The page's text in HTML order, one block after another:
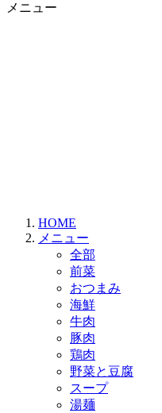
メニュー
HOME
メニュー
全部
前菜
おつまみ
海鮮
牛肉
豚肉
鶏肉
野菜と豆腐
スープ
湯麺